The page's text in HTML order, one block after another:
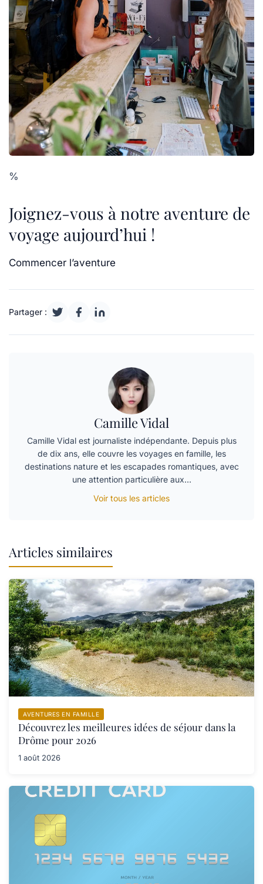
%
Joignez-vous à notre aventure de
voyage aujourd’hui !
Commencer l’aventure
Partager :
Camille Vidal
Camille Vidal est journaliste indépendante. Depuis plus
de dix ans, elle couvre les voyages en famille, les
destinations nature et les escapades romantiques, avec
une attention particulière aux…
Voir tous les articles
Articles similaires
AVENTURES EN FAMILLE
Découvrez les meilleures idées de séjour dans la
Drôme pour 2026
1 août 2026